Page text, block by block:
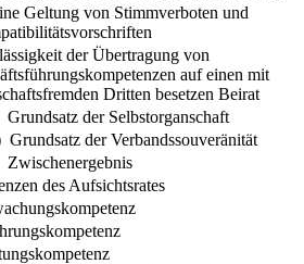
Geltung von Stimmverboten und
der Übertragung von
auf einen mit
Dritten besetzen Beirat
Grundsatz der Selbstorganschaft
Grundsatz der Verbandssouveränität
Zwischenergebnis
des Aufsichtsrates